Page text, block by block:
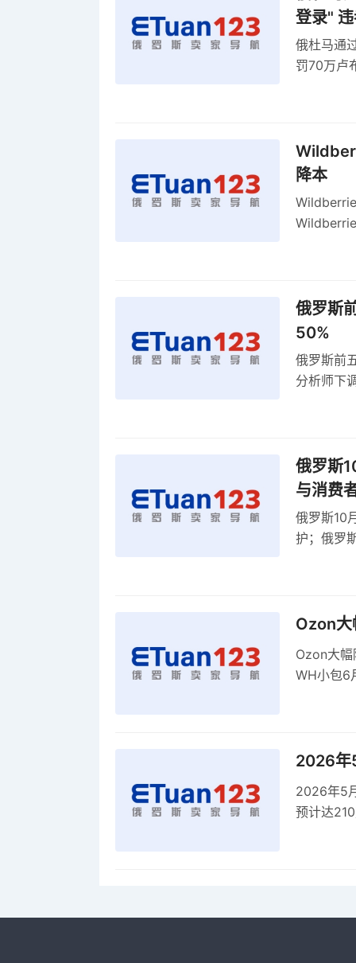
登录"
俄杜马通
罚70万卢
降本
俄罗斯
50%
俄罗斯前
分析师下
俄罗斯
与消费
俄罗斯10
护；俄罗
Ozon大
Ozon大
WH小包6
2026年
2026年5
预计达